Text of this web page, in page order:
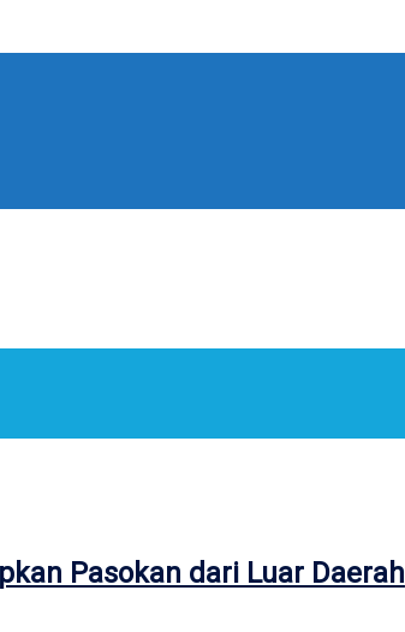
Pasokan dari Luar Daerah